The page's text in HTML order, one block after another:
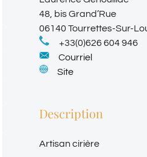
48, bis Grand’Rue
06140 Tourrettes-Sur-
+33(0)626 604 946
Courriel
Site
Description
Artisan cirière